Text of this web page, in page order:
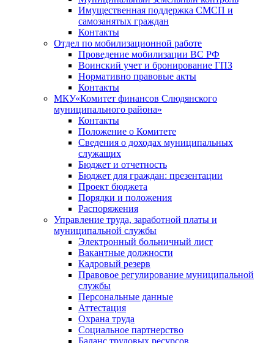
Имущественная поддержка СМСП и
самозанятых граждан
Контакты
Отдел по мобилизационной работе
Проведение мобилизации ВС РФ
Воинский учет и бронирование ГПЗ
Нормативно правовые акты
Контакты
МКУ«Комитет финансов Слюдянского
муниципального района»
Контакты
Положение о Комитете
Сведения о доходах муниципальных
служащих
Бюджет и отчетность
Бюджет для граждан: презентации
Проект бюджета
Порядки и положения
Распоряжения
Управление труда, заработной платы и
муниципальной службы
Электронный больничный лист
Вакантные должности
Кадровый резерв
Правовое регулирование муниципальной
службы
Персональные данные
Аттестация
Охрана труда
Социальное партнерство
Баланс трудовых ресурсов